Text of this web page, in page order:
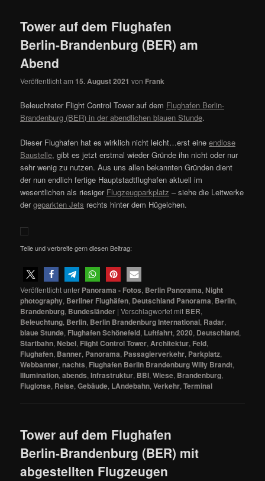
Tower auf dem Flughafen
Berlin-Brandenburg (BER) am
Abend
Veröffentlicht am 15. August 2021 von Frank
Beleuchteter Flight Control Tower auf dem Flughafen Berlin-
Brandenburg (BER) in der abendlichen blauen Stunde.
Dieser Flughafen hat es wirklich nicht leicht…erst eineendlose
Baustelle, gibt es jetzt erstmal wieder Gründe ihn nicht oder nur
sehr wenig zu nutzen. Aus uns allen bekannten Gründen dient
der nun endlich fertige Hauptstadtflughafen aktuell im
wesentlichen als riesiger Flugzeugparkplatz – siehe die Leitwerke
dergeparkten Jets rechts hinter dem Hügelchen.
Teile und verbreite gern diesen Beitrag:
Veröffentlicht unter Panorama - Fotos, Berlin Panorama, Night
photography, Berliner Flughäfen, Deutschland Panorama, Berlin,
Brandenburg, Bundesländer |Verschlagwortet mit BER,
Beleuchtung, Berlin, Berlin Brandenburg International, Radar,
blaue Stunde, Flughafen Schönefeld, Luftfahrt,2020, Deutschland,
Startbahn, Nebel, Flight Control Tower, Architektur, Feld,
Flughafen, Banner, Panorama, Passagierverkehr, Parkplatz,
Webbanner,nachts, Flughafen Berlin Brandenburg Willy Brandt,
Illumination,abends,Infrastruktur, BBI,Wiese, Brandenburg,
Fluglotse, Reise,Gebäude, LAndebahn,Verkehr,Terminal
Tower auf dem Flughafen
Berlin-Brandenburg (BER) mit
abgestellten Flugzeugen